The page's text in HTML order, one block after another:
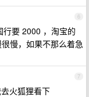
6
要 2000 ，淘宝的
慢，如果不那么着急
7
火狐狸看下